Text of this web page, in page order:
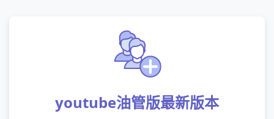
youtube油管版最新版本